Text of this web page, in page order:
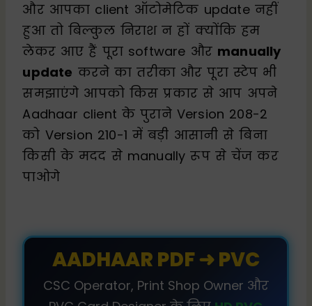
और आपका client ऑटोमेटिक update नहीं
हुआ तो बिल्कुल निराश न हों क्योंकि हम
लेकर आए हैं पूरा software और manually
update करने का तरीका और पूरा स्टेप भी
समझाएंगे आपको किस प्रकार से आप अपने
Aadhaar client के पुराने Version 208-2
को Version 210-1 में बड़ी आसानी से बिना
किसी के मदद से manually रूप से चेंज कर
पाओगे
AADHAAR PDF ➜ PVC
CSC Operator, Print Shop Owner और